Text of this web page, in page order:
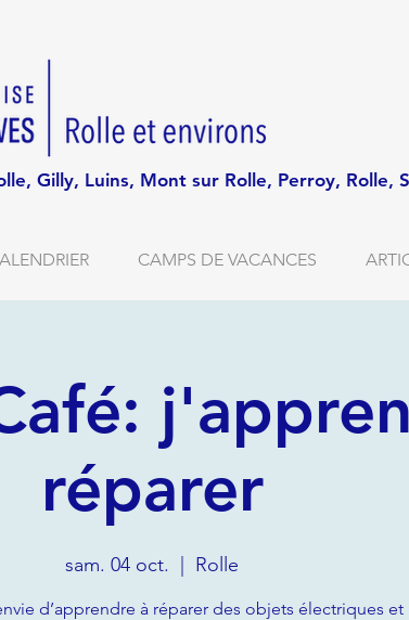
Gilly, Luins, Mont sur Rolle, Perroy, Rolle,
CAMPS DE VACANCES
réparer
sam. 04 oct. Rolle
d’apprendre à réparer des objets électriques et